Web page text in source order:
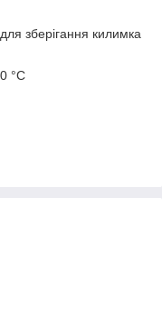
зберігання килимка
°C